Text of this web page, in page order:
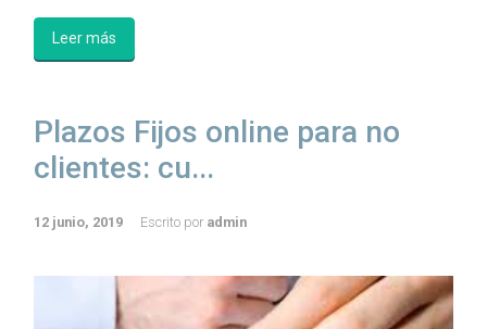
Leer más
Plazos Fijos online para no
clientes: cu...
12 junio, 2019 Escrito por admin